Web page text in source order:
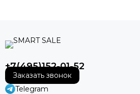
+7(495)152-01-52
Заказать звонок
Telegram